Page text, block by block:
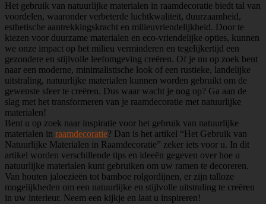
Het gebruik van natuurlijke materialen in raamdecoratie biedt tal van
voordelen, waaronder verbeterde luchtkwaliteit, duurzaamheid,
esthetische aantrekkingskracht en milieuvriendelijkheid. Door te
kiezen voor duurzame materialen en eco-vriendelijke opties, kunnen
we onze impact op het milieu verminderen en tegelijkertijd een
gezondere en stijlvolle leefomgeving creëren. Of je nu op zoek bent
naar een moderne, minimalistische look of een rustieke, landelijke
uitstraling, natuurlijke materialen kunnen worden gebruikt om de
gewenste sfeer te creëren. Dus waar wacht je nog op? Ga aan de
slag met het transformeren van je raamdecoratie met natuurlijke
materialen!
Bent u op zoek naar inspiratie voor het gebruik van natuurlijke
materialen in raamdecoratie? Dan is het artikel “Het Gebruik van
Natuurlijke Materialen in Raamdecoratie” zeker iets voor u. In dit
artikel worden verschillende tips en ideeën gegeven over hoe u
natuurlijke materialen kunt gebruiken om uw ramen te decoreren.
Van houten jaloezieën tot bamboe rolgordijnen, er zijn talloze
mogelijkheden om een natuurlijke en stijlvolle uitstraling te creëren
in uw interieur. Neem een kijkje en laat u inspireren!